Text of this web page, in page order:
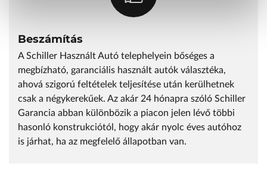
Beszámítás
A Schiller Használt Autó telephelyein bőséges a
megbízható, garanciális használt autók választéka,
ahová szigorú feltételek teljesítése után kerülhetnek
csak a négykerekűek. Az akár 24 hónapra szóló Schiller
Garancia abban különbözik a piacon jelen lévő többi
hasonló konstrukciótól, hogy akár nyolc éves autóhoz
is járhat, ha az megfelelő állapotban van.